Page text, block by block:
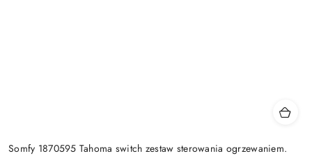
Somfy 1870595 Tahoma switch zestaw sterowania ogrzewaniem.